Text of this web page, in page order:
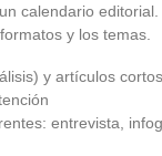
calendario
y los temas.
y artículos
entrevista,